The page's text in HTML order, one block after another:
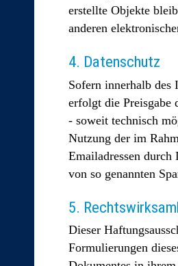
erstellte Objekte
anderen
4. Datenschutz
Sofern innerhalb des
erfolgt die Preisgabe
- soweit technisch
Nutzung der im
Emailadressen
von so genannten
5.
Dieser
Formulierungen